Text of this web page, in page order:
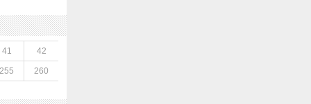
41 42
255 260